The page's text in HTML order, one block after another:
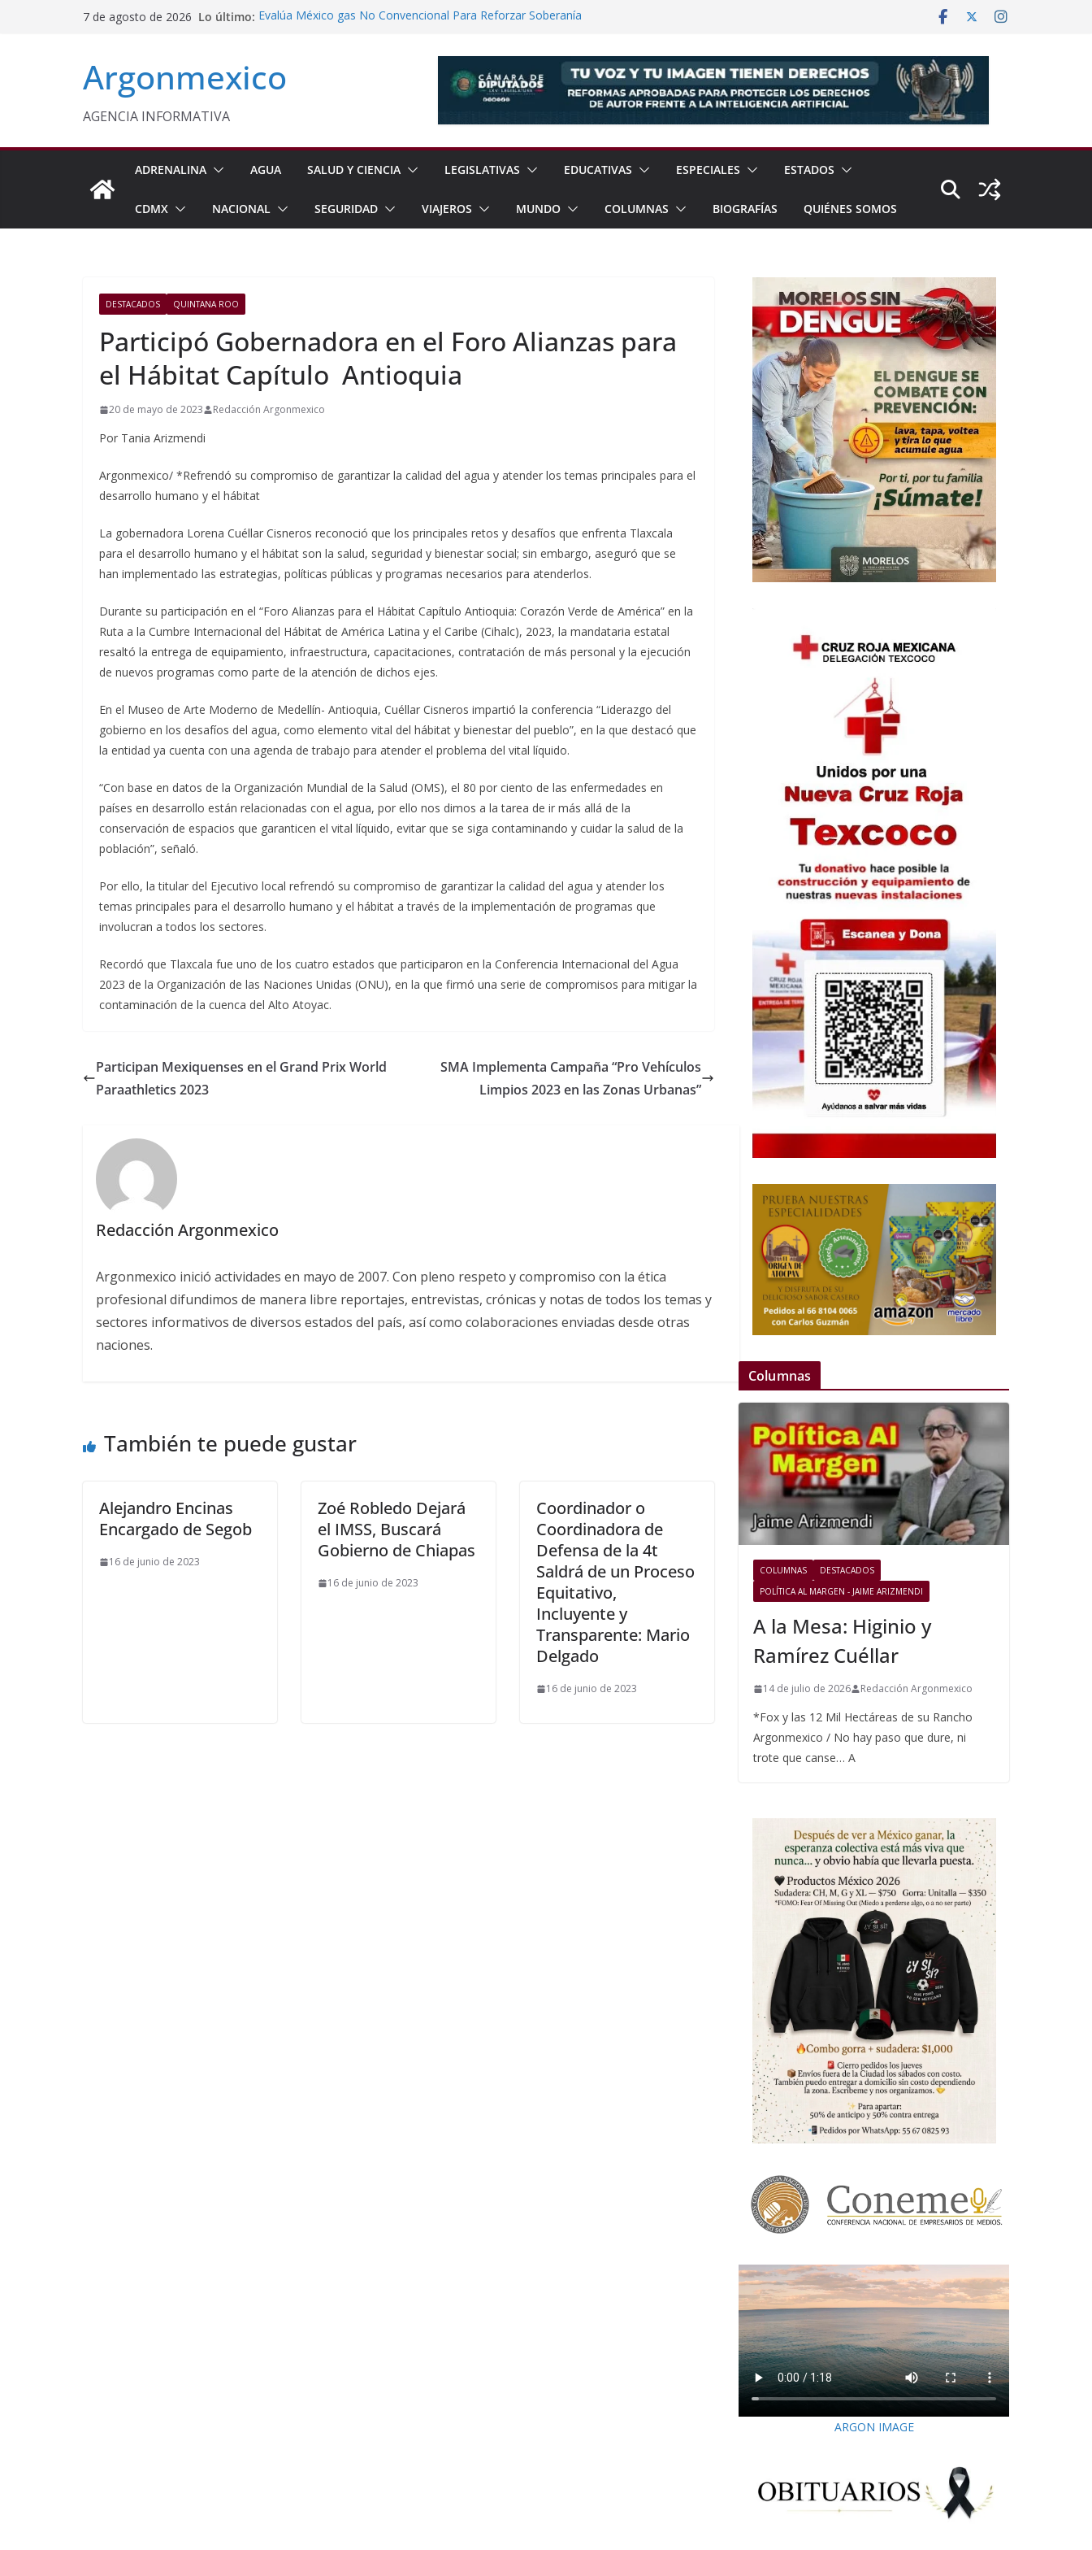
7 de agosto de 2026 Lo último: Evalúa México gas No Convencional Para Reforzar Soberanía
Texcoco Fortalece Prestaciones de Trabajadores del
Aseguran Casi 10 Millones de Cigarrillos Apócrifos en
Michoacán
Argonmexico
AGENCIA INFORMATIVA
ADRENALINA AGUA SALUD Y CIENCIA LEGISLATIVAS EDUCATIVAS ESPECIALES ESTADOS
CDMX NACIONAL SEGURIDAD VIAJEROS MUNDO COLUMNAS BIOGRAFÍAS QUIÉNES SOMOS
DESTACADOS QUINTANA ROO
Participó Gobernadora en el Foro Alianzas para
el Hábitat Capítulo Antioquia
20 de mayo de 2023 Redacción Argonmexico
Por Tania Arizmendi
Argonmexico/ *Refrendó su compromiso de garantizar la calidad del agua y atender los temas principales para el
desarrollo humano y el hábitat
La gobernadora Lorena Cuéllar Cisneros reconoció que los principales retos y desafíos que enfrenta Tlaxcala
para el desarrollo humano y el hábitat son la salud, seguridad y bienestar social; sin embargo, aseguró que se
han implementado las estrategias, políticas públicas y programas necesarios para atenderlos.
Durante su participación en el “Foro Alianzas para el Hábitat Capítulo Antioquia: Corazón Verde de América” en la
Ruta a la Cumbre Internacional del Hábitat de América Latina y el Caribe (Cihalc), 2023, la mandataria estatal
resaltó la entrega de equipamiento, infraestructura, capacitaciones, contratación de más personal y la ejecución
de nuevos programas como parte de la atención de dichos ejes.
En el Museo de Arte Moderno de Medellín- Antioquia, Cuéllar Cisneros impartió la conferencia “Liderazgo del
gobierno en los desafíos del agua, como elemento vital del hábitat y bienestar del pueblo”, en la que destacó que
la entidad ya cuenta con una agenda de trabajo para atender el problema del vital líquido.
“Con base en datos de la Organización Mundial de la Salud (OMS), el 80 por ciento de las enfermedades en
países en desarrollo están relacionadas con el agua, por ello nos dimos a la tarea de ir más allá de la
conservación de espacios que garanticen el vital líquido, evitar que se siga contaminando y cuidar la salud de la
población”, señaló.
Por ello, la titular del Ejecutivo local refrendó su compromiso de garantizar la calidad del agua y atender los
temas principales para el desarrollo humano y el hábitat a través de la implementación de programas que
involucran a todos los sectores.
Recordó que Tlaxcala fue uno de los cuatro estados que participaron en la Conferencia Internacional del Agua
2023 de la Organización de las Naciones Unidas (ONU), en la que firmó una serie de compromisos para mitigar la
contaminación de la cuenca del Alto Atoyac.
Participan Mexiquenses en el Grand Prix World
Paraathletics 2023
SMA Implementa Campaña “Pro Vehículos
Limpios 2023 en las Zonas Urbanas”
Redacción Argonmexico
Argonmexico inició actividades en mayo de 2007. Con pleno respeto y compromiso con la ética
profesional difundimos de manera libre reportajes, entrevistas, crónicas y notas de todos los temas y
sectores informativos de diversos estados del país, así como colaboraciones enviadas desde otras
naciones.
También te puede gustar
Alejandro Encinas
Encargado de Segob
16 de junio de 2023
Zoé Robledo Dejará
el IMSS, Buscará
Gobierno de Chiapas
16 de junio de 2023
Coordinador o
Coordinadora de
Defensa de la 4t
Saldrá de un Proceso
Equitativo,
Incluyente y
Transparente: Mario
Delgado
16 de junio de 2023
Columnas
COLUMNAS
DESTACADOS
POLÍTICA AL MARGEN - JAIME ARIZMENDI
A la Mesa: Higinio y
Ramírez Cuéllar
14 de julio de 2026 Redacción Argonmexico
*Fox y las 12 Mil Hectáreas de su Rancho
Argonmexico / No hay paso que dure, ni
trote que canse… A
ARGON IMAGE